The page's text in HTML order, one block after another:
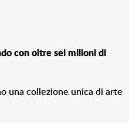
con oltre sei milioni di
unacollezione unica di arte